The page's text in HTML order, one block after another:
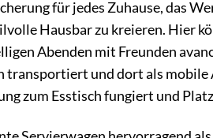
für jedes Zuhause, das
Hausbar zu kreieren. Hier
Abenden mit Freunden
transportiert und dort als
zum Esstisch fungiert und